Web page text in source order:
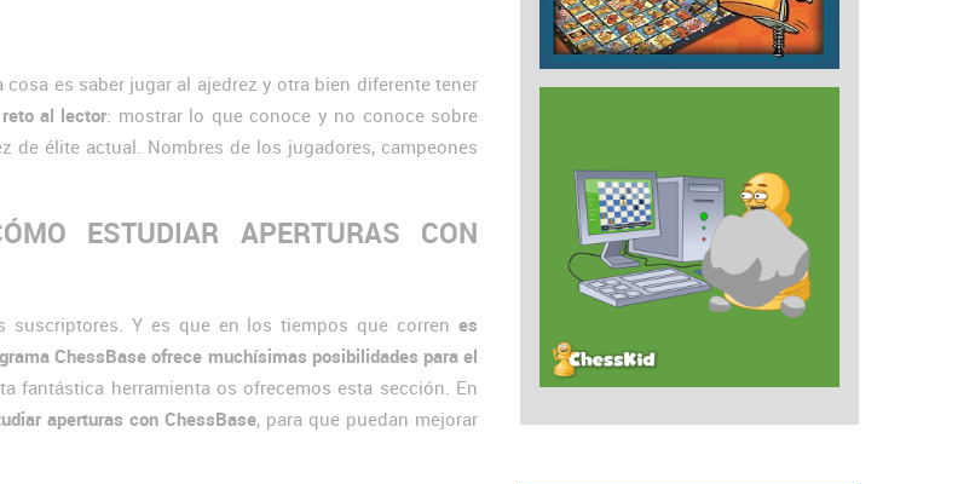
es saber jugar al ajedrez y otra bien diferente tener
reto al lector: mostrar lo que conoce y no conoce sobre
de élite actual. Nombres de los jugadores, campeones
ESTUDIAR APERTURAS CON
suscriptores. Y es que en los tiempos que corren es
ChessBase ofrece muchísimas posibilidades para el
fantástica herramienta os ofrecemos esta sección. En
aperturas con ChessBase, para que puedan mejorar